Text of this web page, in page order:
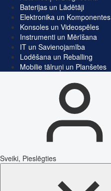
Baterijas un Lādētāji
Elektronika un Komponentes
Konsoles un Videospēles
Instrumenti un Mērīšana
IT un Savienojamība
Lodēšana un Reballing
Mobilie tālruņi un Planšetes
Sveiki, Pieslēgties